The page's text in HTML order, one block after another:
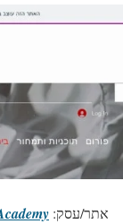
אתר/עסק: